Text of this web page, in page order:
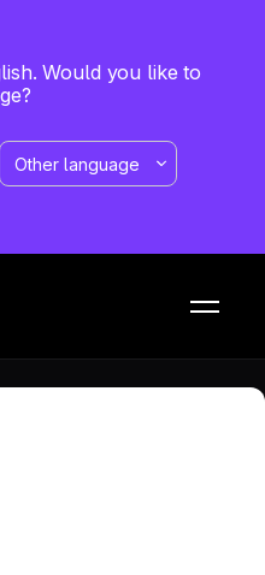
Would you like to
deux solutions.